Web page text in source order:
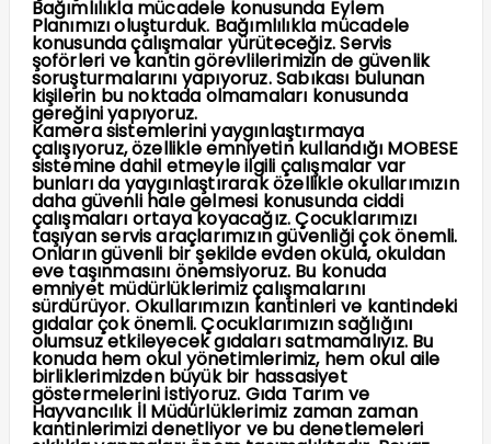
Bağımlılıkla mücadele konusunda Eylem
Planımızı oluşturduk. Bağımlılıkla mücadele
konusunda çalışmalar yürüteceğiz. Servis
şoförleri ve kantin görevlilerimizin de güvenlik
soruşturmalarını yapıyoruz. Sabıkası bulunan
kişilerin bu noktada olmamaları konusunda
gereğini yapıyoruz.
Kamera sistemlerini yaygınlaştırmaya
çalışıyoruz, özellikle emniyetin kullandığı MOBESE
sistemine dahil etmeyle ilgili çalışmalar var
bunları da yaygınlaştırarak özellikle okullarımızın
daha güvenli hale gelmesi konusunda ciddi
çalışmaları ortaya koyacağız. Çocuklarımızı
taşıyan servis araçlarımızın güvenliği çok önemli.
Onların güvenli bir şekilde evden okula, okuldan
eve taşınmasını önemsiyoruz. Bu konuda
emniyet müdürlüklerimiz çalışmalarını
sürdürüyor. Okullarımızın kantinleri ve kantindeki
gıdalar çok önemli. Çocuklarımızın sağlığını
olumsuz etkileyecek gıdaları satmamalıyız. Bu
konuda hem okul yönetimlerimiz, hem okul aile
birliklerimizden büyük bir hassasiyet
göstermelerini istiyoruz. Gıda Tarım ve
Hayvancılık İl Müdürlüklerimiz zaman zaman
kantinlerimizi denetliyor ve bu denetlemeleri